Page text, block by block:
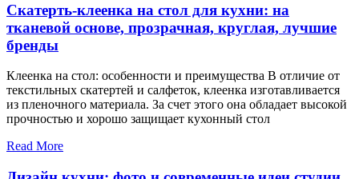
Скатерть-клеенка на стол для кухни: на
тканевой основе, прозрачная, круглая, лучшие
бренды
Клеенка на стол: особенности и преимущества В отличие от
текстильных скатертей и салфеток, клеенка изготавливается
из пленочного материала. За счет этого она обладает высокой
прочностью и хорошо защищает кухонный стол
Read More